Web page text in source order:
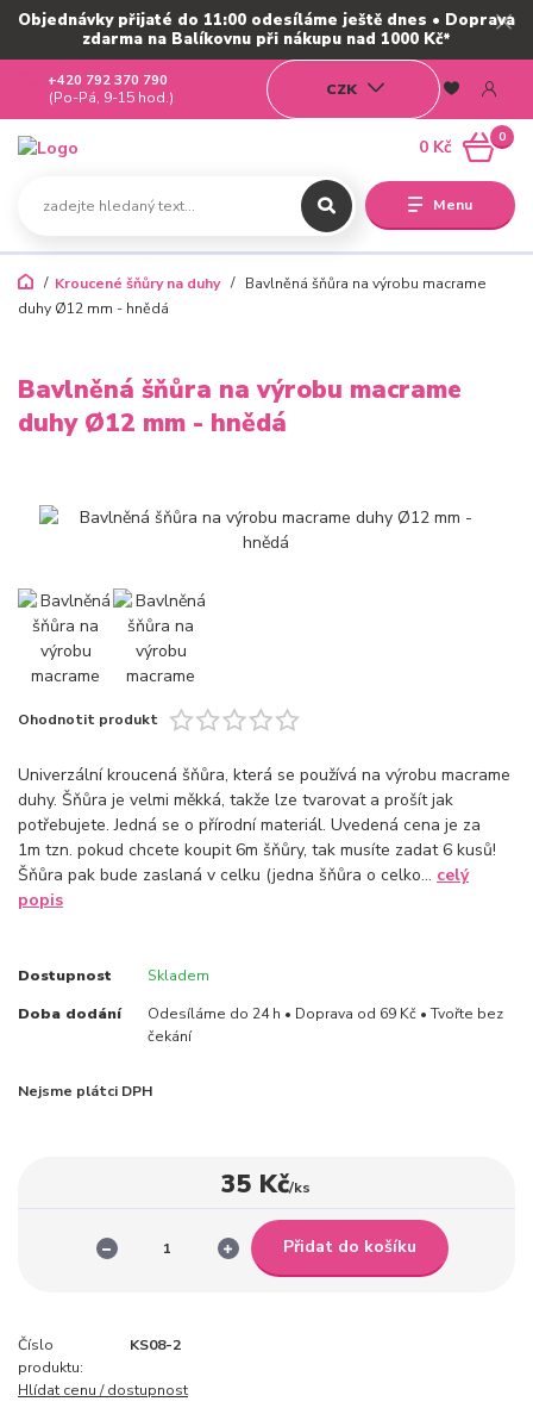
Objednávky přijaté do 11:00 odesíláme ještě dnes • Doprava
zdarma na Balíkovnu při nákupu nad 1000 Kč*
Menu
CZK
+420 792 370 790
(Po-Pá, 9-15 hod.)
0
0 Kč
Kroucené šňůry na duhy
Bavlněná šňůra na výrobu macrame
duhy Ø12 mm - hnědá
Bavlněná šňůra na výrobu macrame
duhy Ø12 mm - hnědá
Ohodnotit produkt
Univerzální kroucená šňůra, která se používá na výrobu macrame
duhy. Šňůra je velmi měkká, takže lze tvarovat a prošít jak
potřebujete. Jedná se o přírodní materiál. Uvedená cena je za
1m tzn. pokud chcete koupit 6m šňůry, tak musíte zadat 6 kusů!
Šňůra pak bude zaslaná v celku (jedna šňůra o celko... celý
popis
Dostupnost Skladem
Doba dodání
Odesíláme do 24 h • Doprava od 69 Kč • Tvořte bez
čekání
Nejsme plátci DPH
35 Kč/ks
Přidat do košíku
Číslo
produktu:
KS08-2
Hlídat cenu / dostupnost